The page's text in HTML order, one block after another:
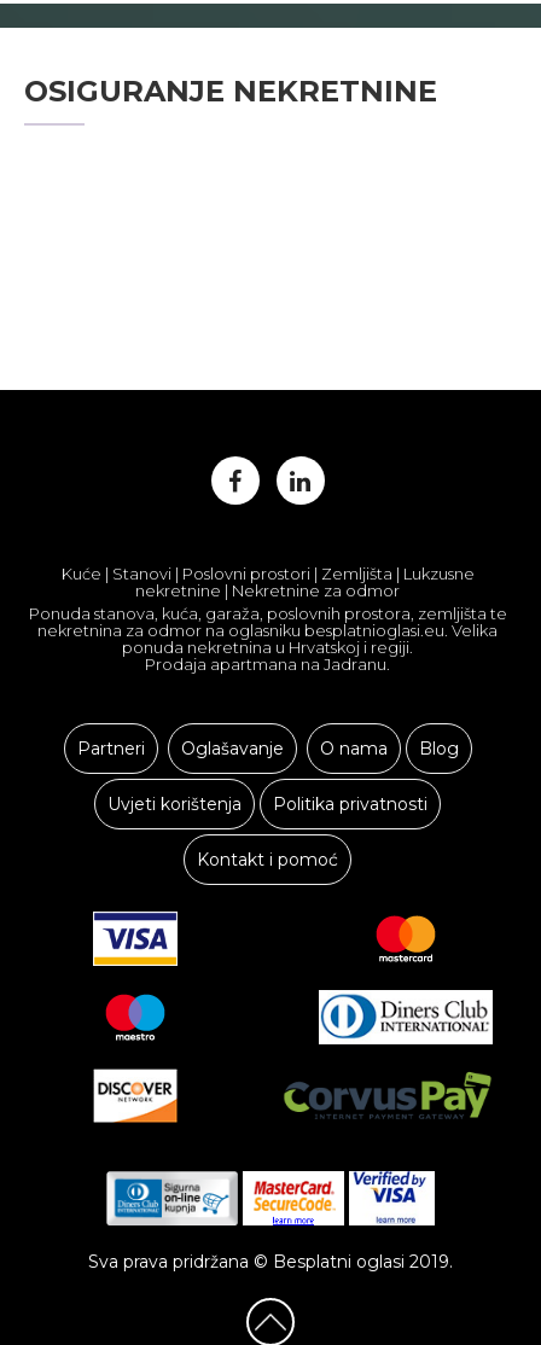
OSIGURANJE NEKRETNINE
Kuće | Stanovi | Poslovni prostori | Zemljišta | Lukzusne
nekretnine | Nekretnine za odmor
Ponuda stanova, kuća, garaža, poslovnih prostora, zemljišta te
nekretnina za odmor na oglasniku besplatnioglasi.eu. Velika
ponuda nekretnina u Hrvatskoj i regiji.
Prodaja apartmana na Jadranu.
Partneri Oglašavanje O nama Blog
Uvjeti korištenja Politika privatnosti
Kontakt i pomoć
Sva prava pridržana © Besplatni oglasi 2019.